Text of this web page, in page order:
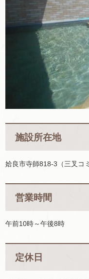
施設所在地
姶良市寺師818-3（三叉コ
営業時間
午前10時～午後8時
定休日